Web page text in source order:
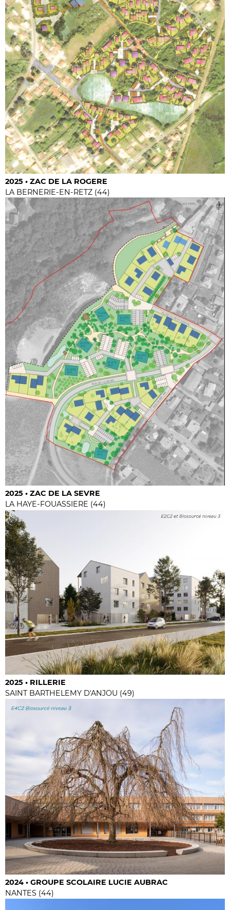
2025 • ZAC DE LA ROGERE
LA BERNERIE-EN-RETZ (44)
2025 • ZAC DE LA SEVRE
LA HAYE-FOUASSIERE (44)
2025 • RILLERIE
SAINT BARTHELEMY D'ANJOU (49)
2024 • GROUPE SCOLAIRE LUCIE AUBRAC
NANTES (44)